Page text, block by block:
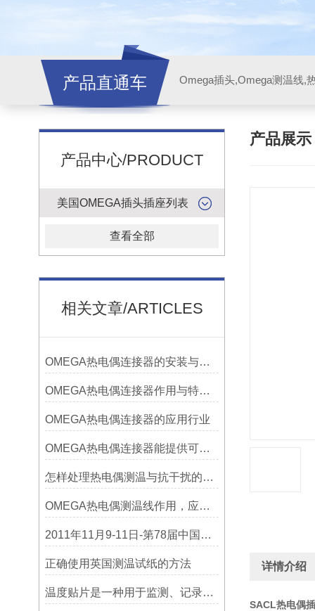
产品直通车
产品中心/PRODUCT
美国OMEGA插头插座列表
查看全部
相关文章/ARTICLES
OMEGA热电偶连接器的安装与调试
OMEGA热电偶连接器作用与特点是什么？
OMEGA热电偶连接器的应用行业
OMEGA热电偶连接器能提供可靠的信号传输
怎样处理热电偶测温与抗干扰的问题
OMEGA热电偶测温线作用，应用领域
2011年11月9-11日-第78届中国电子展
正确使用英国测温试纸的方法
温度贴片是一种用于监测、记录或指示温度变化的工具
产品展示
详情介绍
SACL热电偶